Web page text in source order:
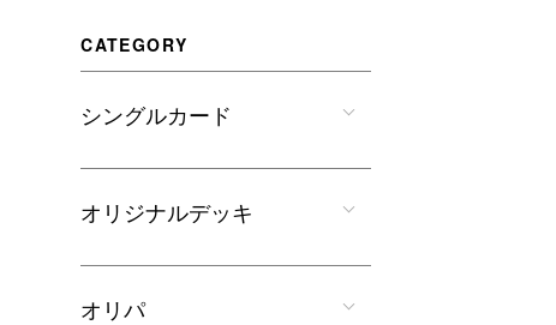
CATEGORY
シングルカード
オリジナルデッキ
オリパ